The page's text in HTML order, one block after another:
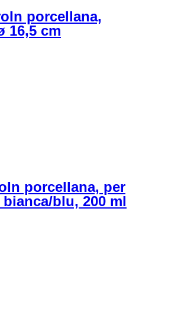
In porcellana,
16,5 cm
In porcellana, per
blu, 200 ml